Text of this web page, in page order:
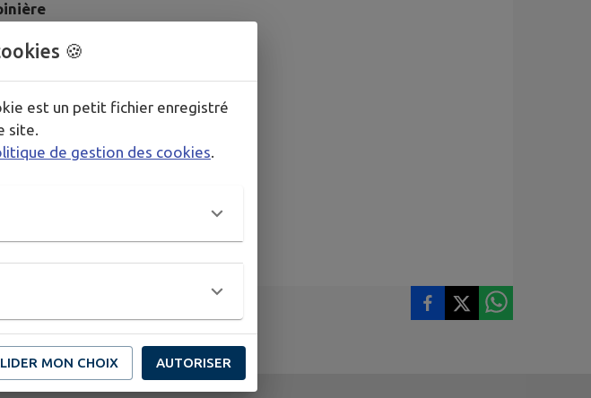
la mairie
démarches administratives
🍪
est un petit fichier enregistré
site.
de gestion des cookies.
MON CHOIX AUTORISER